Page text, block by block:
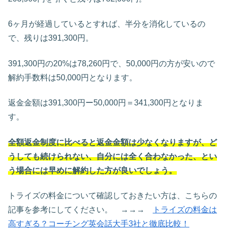
6ヶ月が経過しているとすれば、半分を消化しているの
で、残りは391,300円。
391,300円の20%は78,260円で、50,000円の方が安いので
解約手数料は50,000円となります。
返金金額は391,300円ー50,000円＝341,300円となりま
す。
全額返金制度に比べると返金金額は少なくなりますが、ど
うしても続けられない、自分には全く合わなかった、とい
う場合には早めに解約した方が良いでしょう。
トライズの料金について確認しておきたい方は、こちらの
記事を参考にしてください。 →→→
トライズの料金は
高すぎる？コーチング英会話大手3社と徹底比較！